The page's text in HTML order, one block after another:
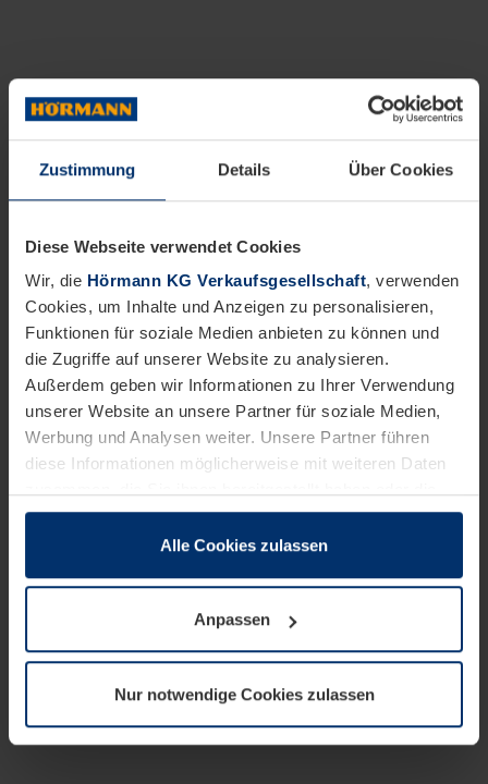
Zustimmung Details Über Cookies
Diese Webseite verwendet Cookies
Wir, die Hörmann KG Verkaufsgesellschaft, verwenden
Cookies, um Inhalte und Anzeigen zu personalisieren,
Funktionen für soziale Medien anbieten zu können und
die Zugriffe auf unserer Website zu analysieren.
Außerdem geben wir Informationen zu Ihrer Verwendung
unserer Website an unsere Partner für soziale Medien,
Werbung und Analysen weiter. Unsere Partner führen
diese Informationen möglicherweise mit weiteren Daten
sie im Rahmen Ihrer Nutzung der Dienste gesammelt
wenn diese für den Betrieb dieser Seite unbedingt
notwendig sind. Für alle anderen Cookie-Typen benötigen
wir Ihre Erlaubnis. Ihre Einwilligung können Sie jederzeit
Datenschutzerklärungunserer Website ändern oder
widerrufen.
Alle Cookies zulassen
Anpassen
Nur notwendige Cookies zulassen